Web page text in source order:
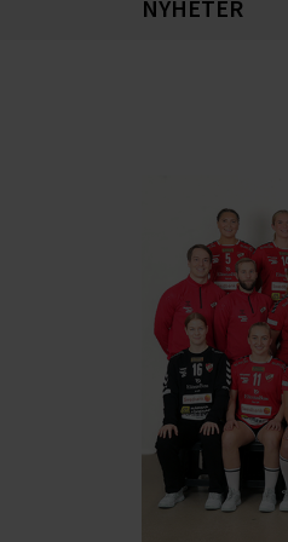
NYHETER